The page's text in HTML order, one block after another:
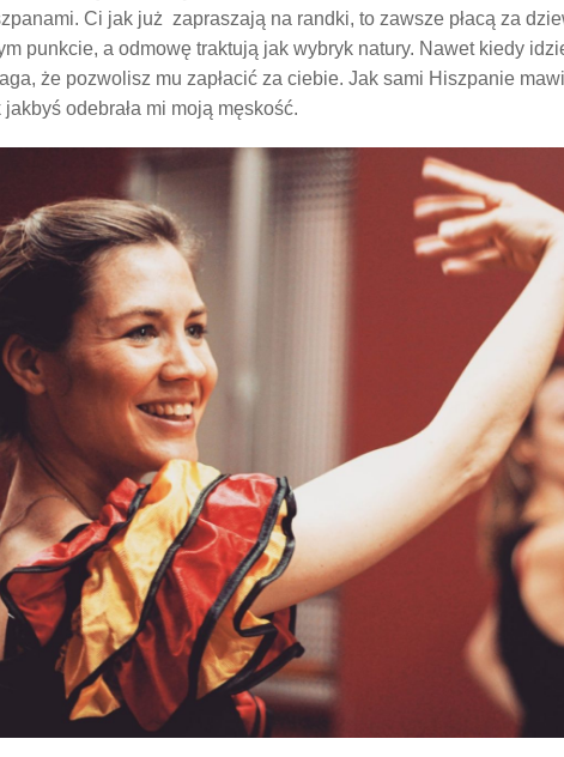
Ci jak już zapraszają na randki, to zawsze płacą za
punkcie, a odmowę traktują jak wybryk natury. Nawet kiedy
że pozwolisz mu zapłacić za ciebie. Jak sami Hiszpanie
jakbyś odebrała mi moją męskość.